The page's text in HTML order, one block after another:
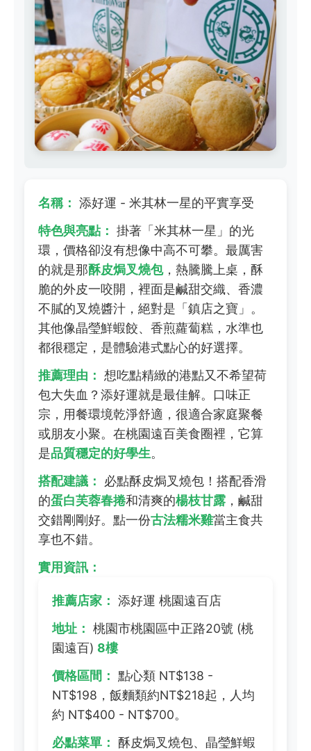
名稱： 添好運 - 米其林一星的平實享受
特色與亮點： 掛著「米其林一星」的光
環，價格卻沒有想像中高不可攀。最厲害
的就是那酥皮焗叉燒包，熱騰騰上桌，酥
脆的外皮一咬開，裡面是鹹甜交織、香濃
不膩的叉燒醬汁，絕對是「鎮店之寶」。
其他像晶瑩鮮蝦餃、香煎蘿蔔糕，水準也
都很穩定，是體驗港式點心的好選擇。
推薦理由： 想吃點精緻的港點又不希望荷
包大失血？添好運就是最佳解。口味正
宗，用餐環境乾淨舒適，很適合家庭聚餐
或朋友小聚。在桃園遠百美食圈裡，它算
是品質穩定的好學生。
搭配建議：
必點酥皮焗叉燒包！搭配香滑
的蛋白芙蓉春捲和清爽的楊枝甘露 ，鹹甜
交錯剛剛好。點一份古法糯米雞當主食共
享也不錯。
實用資訊：
推薦店家： 添好運 桃園遠百店
地址： 桃園市桃園區中正路20號 (桃
園遠百) 8樓
價格區間： 點心類 NT$138 -
NT$198，飯麵類約NT$218起，人均
約 NT$400 - NT$700。
必點菜單： 酥皮焗叉燒包、晶瑩鮮蝦